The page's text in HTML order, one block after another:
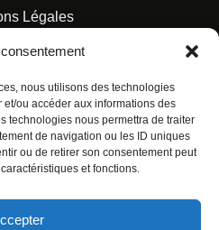
nous utilisons des technologies
ou accéder aux informations des
technologies nous permettra de traiter
de navigation ou les ID uniques
ou de retirer son consentement peut
et fonctions.
Légales
des données personnelles
URBAN COMICS POUR LES